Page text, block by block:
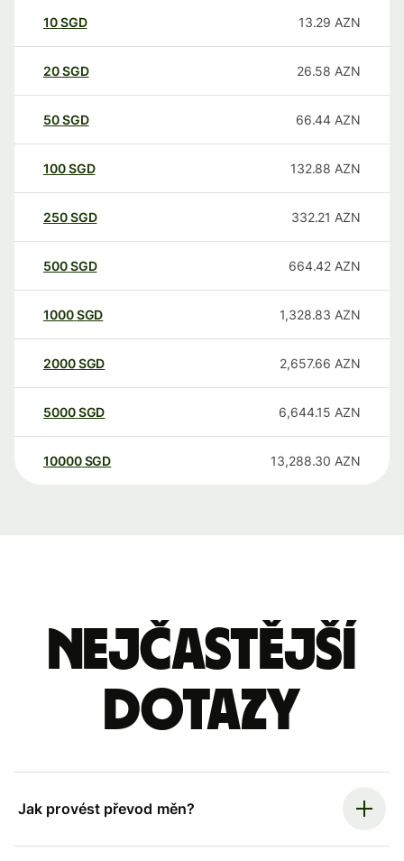
10SGD 13.29 AZN
20SGD 26.58 AZN
50SGD 66.44 AZN
100SGD 132.88 AZN
250SGD 332.21 AZN
500SGD 664.42 AZN
1000SGD 1,328.83 AZN
2000SGD 2,657.66 AZN
5000SGD 6,644.15 AZN
10000 SGD 13,288.30 AZN
Nejčastější
dotazy
Jak provést převod měn?